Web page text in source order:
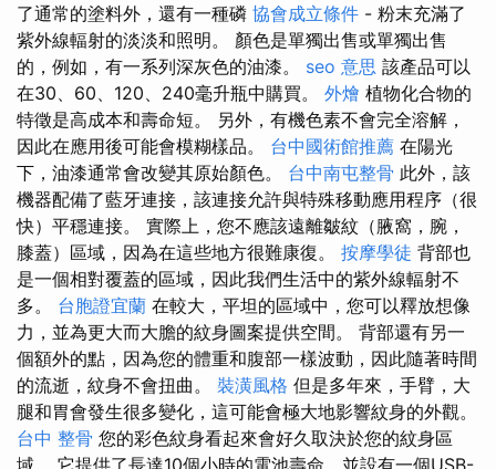
了通常的塗料外，還有一種磷 協會成立條件 - 粉末充滿了
紫外線輻射的淡淡和照明。 顏色是單獨出售或單獨出售
的，例如，有一系列深灰色的油漆。 seo 意思 該產品可以
在30、60、120、240毫升瓶中購買。 外燴 植物化合物的
特徵是高成本和壽命短。 另外，有機色素不會完全溶解，
因此在應用後可能會模糊樣品。 台中國術館推薦 在陽光
下，油漆通常會改變其原始顏色。 台中南屯整骨 此外，該
機器配備了藍牙連接，該連接允許與特殊移動應用程序（很
快）平穩連接。 實際上，您不應該遠離皺紋（腋窩，腕，
膝蓋）區域，因為在這些地方很難康復。 按摩學徒 背部也
是一個相對覆蓋的區域，因此我們生活中的紫外線輻射不
多。 台胞證宜蘭 在較大，平坦的區域中，您可以釋放想像
力，並為更大而大膽的紋身圖案提供空間。 背部還有另一
個額外的點，因為您的體重和腹部一樣波動，因此隨著時間
的流逝，紋身不會扭曲。 裝潢風格 但是多年來，手臂，大
腿和胃會發生很多變化，這可能會極大地影響紋身的外觀。
台中 整骨 您的彩色紋身看起來會好久取決於您的紋身區
域。 它提供了長達10個小時的電池壽命，並設有一個USB-